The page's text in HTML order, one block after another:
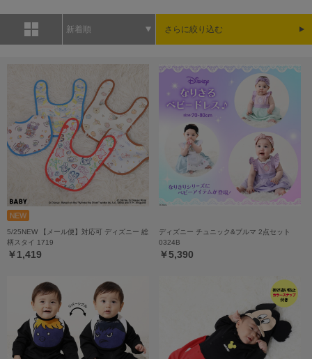
新着順 さらに絞り込む
5/25NEW 【メール便】対応可 ディズニー 総
柄スタイ 1719
￥1,419
ディズニー チュニック&ブルマ 2点セット
0324B
￥5,390